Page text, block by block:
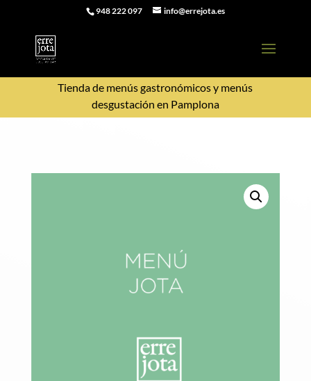
948 222 097 info@errejota.es
Tienda de menús gastronómicos y menús
desgustación en Pamplona